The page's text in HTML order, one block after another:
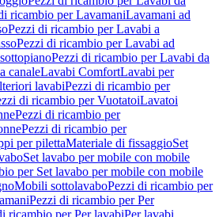
ricambio per LavamaniLavamani ad
Pezzi di ricambio per Lavabi a
Pezzi di ricambio per Lavabi ad
Pezzi di ricambio per Lavabi da
canaleLavabi ComfortLavabi per
lavabiPezzi di ricambio per
di ricambio per VuotatoiLavatoi
Pezzi di ricambio per
Pezzi di ricambio per
per pilettaMateriale di fissaggioSet
Set lavabo per mobile con mobile
per Set lavabo per mobile con mobile
Mobili sottolavaboPezzi di ricambio per
Pezzi di ricambio per Per
ricambio per Per lavabiPer lavabi